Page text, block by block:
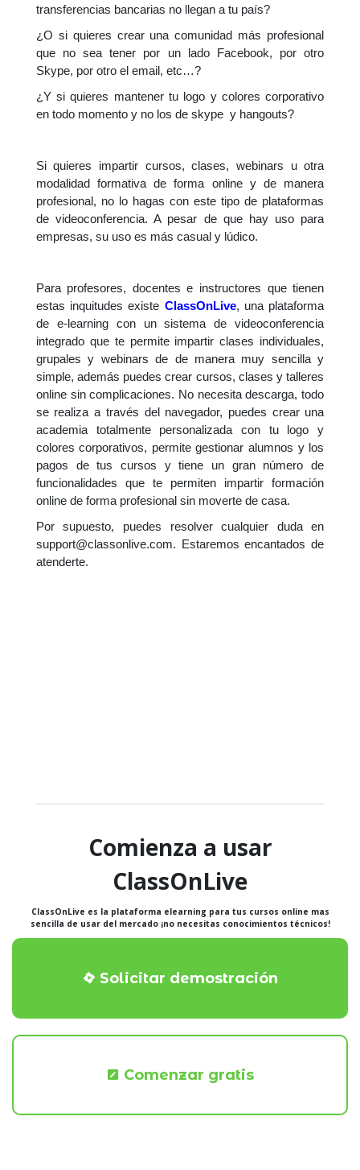
transferencias bancarias no llegan a tu país?
¿O si quieres crear una comunidad más profesional
que no sea tener por un lado Facebook, por otro
Skype, por otro el email, etc…?
¿Y si quieres mantener tu logo y colores corporativo
en todo momento y no los de skype y hangouts?
Si quieres impartir cursos, clases, webinars u otra
modalidad formativa de forma online y de manera
profesional, no lo hagas con este tipo de plataformas
de videoconferencia. A pesar de que hay uso para
empresas, su uso es más casual y lúdico.
Para profesores, docentes e instructores que tienen
estas inquitudes existe ClassOnLive, una plataforma
de e-learning con un sistema de videoconferencia
integrado que te permite impartir clases individuales,
grupales y webinars de de manera muy sencilla y
simple, además puedes crear cursos, clases y talleres
online sin complicaciones. No necesita descarga, todo
se realiza a través del navegador, puedes crear una
academia totalmente personalizada con tu logo y
colores corporativos, permite gestionar alumnos y los
pagos de tus cursos y tiene un gran número de
funcionalidades que te permiten impartir formación
online de forma profesional sin moverte de casa.
Por supuesto, puedes resolver cualquier duda en
support@classonlive.com. Estaremos encantados de
atenderte.
Comienza a usar
ClassOnLive
ClassOnLive es la plataforma elearning para tus cursos online mas
sencilla de usar del mercado ¡no necesitas conocimientos técnicos!
Solicitar demostración
Comenzar gratis